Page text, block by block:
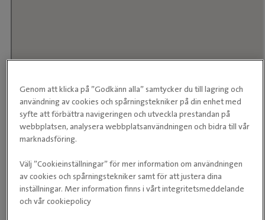
Genom att klicka på ”Godkänn alla” samtycker du till lagring och
användning av cookies och spårningstekniker på din enhet med
syfte att förbättra navigeringen och utveckla prestandan på
webbplatsen, analysera webbplatsanvändningen och bidra till vår
marknadsföring.
Välj ”Cookieinställningar” för mer information om användningen
av cookies och spårningstekniker samt för att justera dina
inställningar. Mer information finns i vårt integritetsmeddelande
och vår cookiepolicy